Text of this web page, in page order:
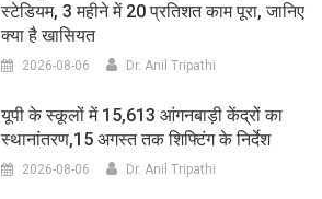
स्टेडियम, 3 महीने में 20 प्रतिशत काम पूरा, जानिए
क्या है खासियत
2026-08-06 Dr. Anil Tripathi
यूपी के स्कूलों में 15,613 आंगनबाड़ी केंद्रों का
स्थानांतरण,15 अगस्त तक शिफ्टिंग के निर्देश
2026-08-06 Dr. Anil Tripathi